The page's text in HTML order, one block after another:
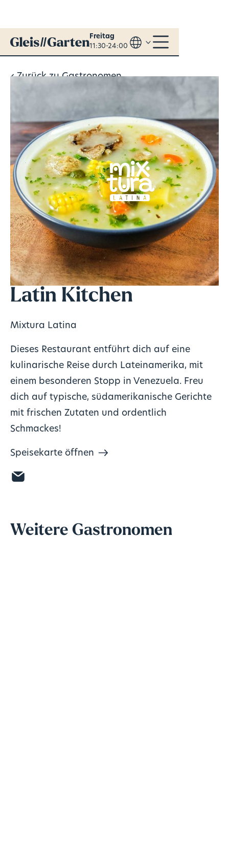
Freitag
11:30-24:00
Zurück zu Gastronomen
Latin Kitchen
Mixtura Latina
Dieses Restaurant entführt dich auf eine
kulinarische Reise durch Lateinamerika, mit
einem besonderen Stopp in Venezuela. Freu
dich auf typische, südamerikanische Gerichte
mit frischen Zutaten und ordentlich
Schmackes!
Speisekarte öffnen
Weitere Gastronomen